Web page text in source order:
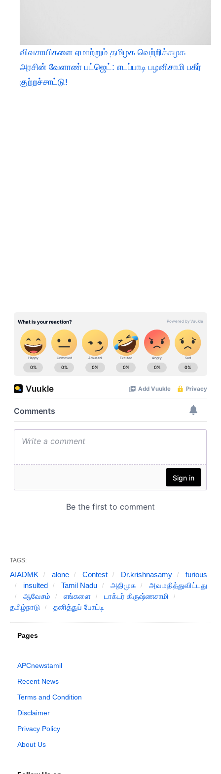
விவசாயிகளை ஏமாற்றும் தமிழக வெற்றிக்கழக
அரசின் வேளாண் பட்ஜெட்: எடப்பாடி பழனிசாமி பகீர்
குற்றச்சாட்டு!
TAGS:
AIADMK alone Contest Dr.krishnasamy
furious
insulted
Tamil Nadu அதிமுக
அவமதித்துவிட்டது
ஆவேசம்
எங்களை
டாக்டர் கிருஷ்ணசாமி
தமிழ்நாடு
தனித்துப் போட்டி
Pages
APCnewstamil
Recent News
Terms and Condition
Disclaimer
Privacy Policy
About Us